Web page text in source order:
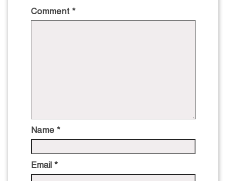
Comment *
Name *
Email *